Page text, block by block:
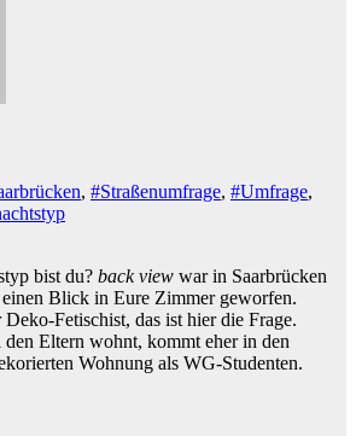
, #Straßenumfrage, #Umfrage,
bist du? back view war in Saarbrücken
Blick in Eure Zimmer geworfen.
Fetischist, das ist hier die Frage.
den Eltern wohnt, kommt eher in den
Wohnung als WG-Studenten.